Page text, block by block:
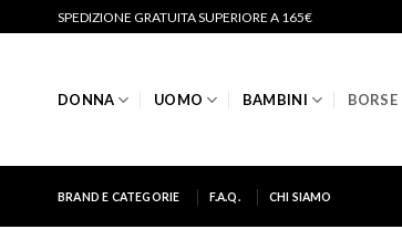
SPEDIZIONE GRATUITA SUPERIORE A 165€
DONNA UOMO BAMBINI BORSE
BRAND E CATEGORIE F.A.Q. CHI SIAMO